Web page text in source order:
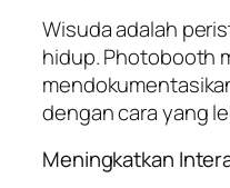
Wisuda adalah
hidup. Photobooth
dengan cara yang
Meningkatkan